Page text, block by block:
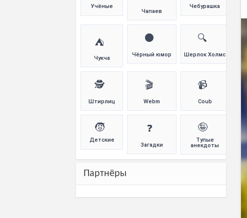
Учёные
Чапаев
Чебурашка
⛺
Чукча
⚫
Чёрный юмор
🔍
Шерлок Холмс
🕵️
Штирлиц
🎬
Webm
📹
Coub
🧒
Детские
❓
Загадки
🤪
Тупые
анекдоты
Партнёры